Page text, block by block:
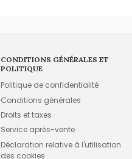
CONDITIONS GÉNÉRALES ET
POLITIQUE
Politique de confidentialité
Conditions générales
Droits et taxes
Service après-vente
Déclaration relative à l'utilisation
des cookies